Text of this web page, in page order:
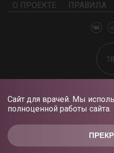
Сайт для врачей. Мы
полноценной работы сайта.
О ПРОЕКТЕ ПРАВИЛА